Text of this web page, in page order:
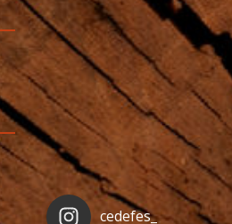
cedefes_